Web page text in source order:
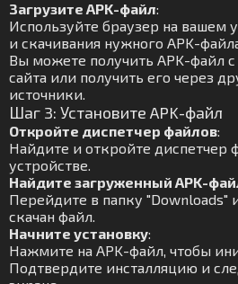
Загрузите APK-файл:
Используйте браузер на вашем
и скачивания нужного APK-
Вы можете получить APK-файл
сайта или получить его через
источники.
Шаг 3: Установите APK-файл
Откройте диспетчер файлов:
Найдите и откройте диспетчер
устройстве.
Найдите загруженный APK-
Перейдите в папку "Downloads"
скачан файл.
Начните установку:
Нажмите на APK-файл, чтобы
Подтвердите инсталляцию и